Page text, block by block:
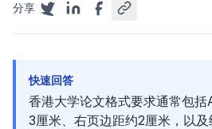
分享
快速回答
香港大学论文格式要求通常包
3厘米、右页边距约2厘米，以